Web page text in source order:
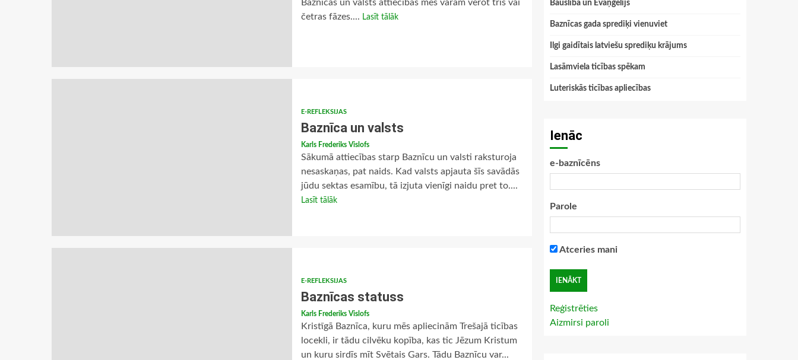
Baznīcas un valsts attiecībās mēs varam vērot trīs vai
četras fāzes.... Lasīt tālāk
E-REFLEKSIJAS
Baznīca un valsts
Karls Frederiks Vislofs
Sākumā attiecības starp Baznīcu un valsti raksturoja
nesaskaņas, pat naids. Kad valsts apjauta šīs savādās
jūdu sektas esamību, tā izjuta vienīgi naidu pret to....
Lasīt tālāk
E-REFLEKSIJAS
Baznīcas statuss
Karls Frederiks Vislofs
Kristīgā Baznīca, kuru mēs apliecinām Trešajā ticības
locekli, ir tādu cilvēku kopība, kas tic Jēzum Kristum
un kuru sirdīs mīt Svētais Gars. Tādu Baznīcu var...
Bauslība un Evaņģēlijs
Baznīcas gada sprediķi vienuviet
Ilgi gaidītais latviešu sprediķu krājums
Lasāmviela ticības spēkam
Luteriskās ticības apliecības
Ienāc
e-baznīcēns
Parole
Atceries mani
Reģistrēties
Aizmirsi paroli